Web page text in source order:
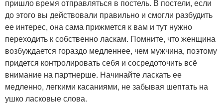
пришло время отправляться в постель. В постели, если
до этого вы действовали правильно и смогли разбудить
ее интерес, она сама прижмется к вам и тут нужно
переходить к собственно ласкам. Помните, что женщина
возбуждается гораздо медленнее, чем мужчина, поэтому
придется контролировать себя и сосредоточить всё
внимание на партнерше. Начинайте ласкать ее
медленно, легкими касаниями, не забывая шептать на
ушко ласковые слова.